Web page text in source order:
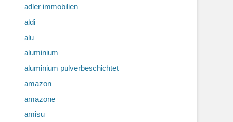
adler immobilien
aldi
alu
aluminium
aluminium pulverbeschichtet
amazon
amazone
amisu